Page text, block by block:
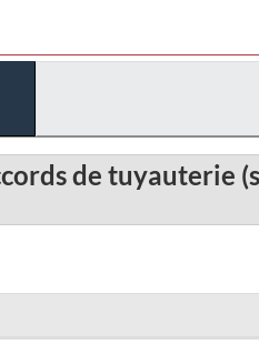
de tuyauterie